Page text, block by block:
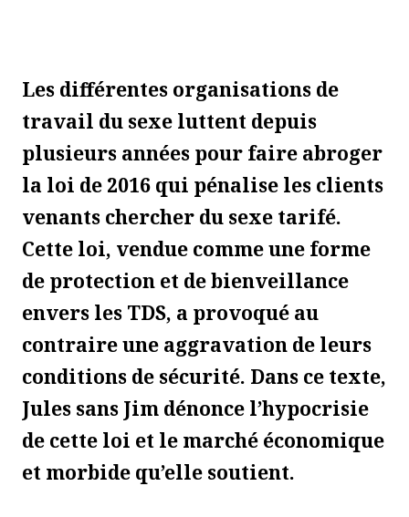
Les différentes organisations de
travail du sexe luttent depuis
plusieurs années pour faire abroger
la loi de 2016 qui pénalise les clients
venants chercher du sexe tarifé.
Cette loi, vendue comme une forme
de protection et de bienveillance
envers les TDS, a provoqué au
contraire une aggravation de leurs
conditions de sécurité. Dans ce texte,
Jules sans Jim dénonce l’hypocrisie
de cette loi et le marché économique
et morbide qu’elle soutient.